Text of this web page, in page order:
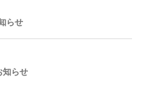
らせ
知らせ